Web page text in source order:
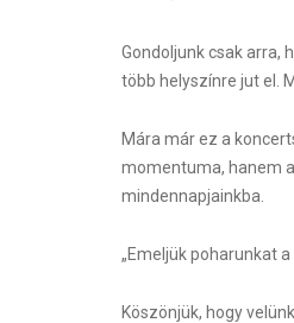
Gondoljunk csak arra,
több helyszínre jut el.
Mára már ez a
momentuma, hanem
mindennapjainkba.
„Emeljük poharunkat
Köszönjük, hogy